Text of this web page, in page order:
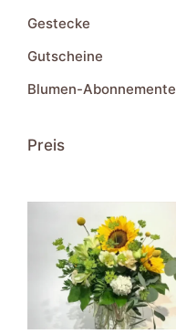
Gestecke
Gutscheine
Blumen-Abonnemente
Preis